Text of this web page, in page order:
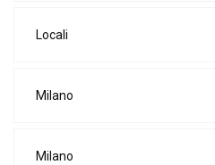
Locali
Milano
Milano